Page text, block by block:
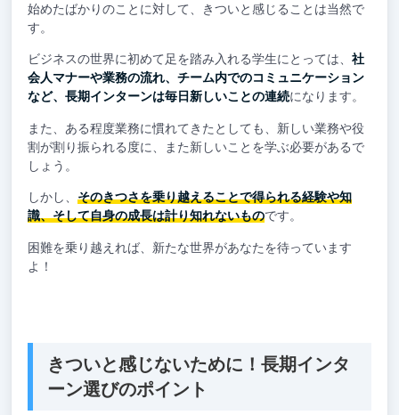
始めたばかりのことに対して、きついと感じることは当然で
す。
ビジネスの世界に初めて足を踏み入れる学生にとっては、 社
会人マナーや業務の流れ、チーム内でのコミュニケーション
など、長期インターンは毎日新しいことの連続になります。
また、ある程度業務に慣れてきたとしても、新しい業務や役
割が割り振られる度に、また新しいことを学ぶ必要があるで
しょう。
しかし、 そのきつさを乗り越えることで得られる経験や知
識、そして自身の成長は計り知れないものです。
困難を乗り越えれば、新たな世界があなたを待っています
よ！
きついと感じないために！長期インタ
ーン選びのポイント